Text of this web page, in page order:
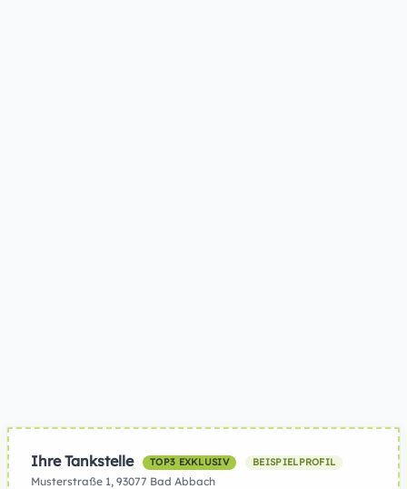
Ihre Tankstelle TOP3 EXKLUSIV BEISPIELPROFIL
Musterstraße 1, 93077 Bad Abbach